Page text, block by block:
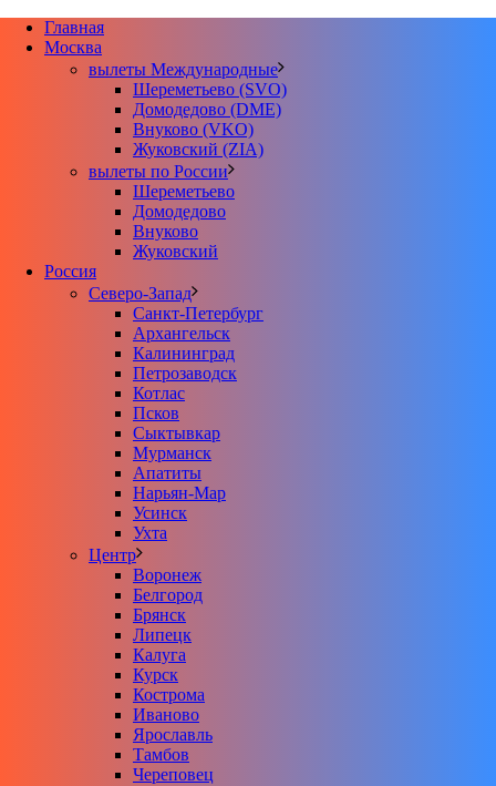
Главная
Москва
вылеты Международные
Шереметьево (SVO)
Домодедово (DME)
Внуково (VKO)
Жуковский (ZIA)
вылеты по России
Шереметьево
Домодедово
Внуково
Жуковский
Россия
Северо-Запад
Санкт-Петербург
Архангельск
Калининград
Петрозаводск
Котлас
Псков
Сыктывкар
Мурманск
Апатиты
Нарьян-Мар
Усинск
Ухта
Центр
Воронеж
Белгород
Брянск
Липецк
Калуга
Курск
Кострома
Иваново
Ярославль
Тамбов
Череповец